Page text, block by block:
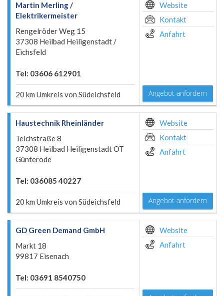
Martin Merling /
Elektrikermeister
Rengelröder Weg 15
37308 Heilbad Heiligenstadt /
Eichsfeld
Tel: 03606 612901
20 km Umkreis von Südeichsfeld
Website
Kontakt
Anfahrt
Angebot anfordern
Haustechnik Rheinländer
Teichstraße 8
37308 Heilbad Heiligenstadt OT
Günterode
Tel: 036085 40227
20 km Umkreis von Südeichsfeld
Website
Kontakt
Anfahrt
Angebot anfordern
GD Green Demand GmbH
Markt 18
99817 Eisenach
Tel: 03691 8540750
Website
Anfahrt